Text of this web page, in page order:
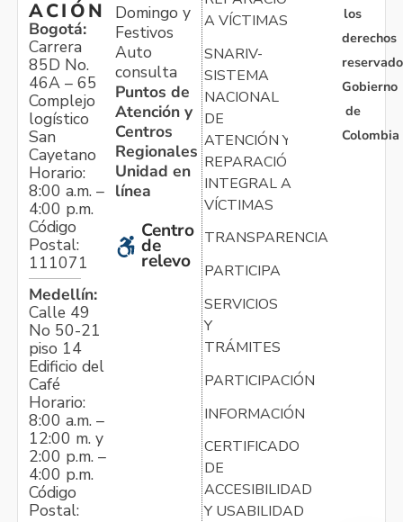
ACIÓN
Bogotá:
Carrera
85D No.
46A – 65
Complejo
logístico
San
Cayetano
Horario:
8:00 a.m. –
4:00 p.m.
Código
Postal:
111071
Medellín:
Calle 49
No 50-21
piso 14
Edificio del
Café
Horario:
8:00 a.m. –
12:00 m. y
2:00 p.m. –
4:00 p.m.
Código
Postal:
Domingo y
Festivos
Auto
consulta
Puntos de
Atención y
Centros
Regionales
Unidad en
línea
Centro
de
relevo
A VÍCTIMAS
SNARIV-
SISTEMA
NACIONAL
DE
ATENCIÓN Y
REPARACIÓN
INTEGRAL A
VÍCTIMAS
TRANSPARENCIA
PARTICIPA
SERVICIOS
Y
TRÁMITES
PARTICIPACIÓN
INFORMACIÓN
CERTIFICADO
DE
ACCESIBILIDAD
Y USABILIDAD
los
derechos
Gobierno
de
Colombia